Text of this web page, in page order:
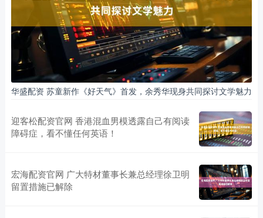
华盛配资 苏童新作《好天气》首发，余秀华现身共同探讨文学魅力
迎客松配资官网 香港混血男模透露自己有阅读
障碍症，看不懂任何英语！
宏海配资官网 广大特材董事长兼总经理徐卫明
留置措施已解除